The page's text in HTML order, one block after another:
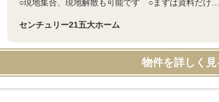
○現地集合、現地解散も可能です ○まずは資料だ
センチュリー21五大ホーム
物件を詳しく見